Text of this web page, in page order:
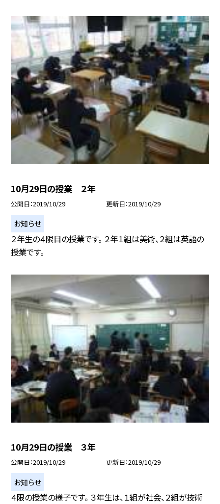
10月29日の授業 ２年
公開日 2019/10/29 更新日 2019/10/29
お知らせ
２年生の４限目の授業です。 ２年１組は美術、２組は英語の
授業です。
10月29日の授業 ３年
公開日 2019/10/29 更新日 2019/10/29
お知らせ
４限の授業の様子です。 ３年生は、１組が社会、２組が技術